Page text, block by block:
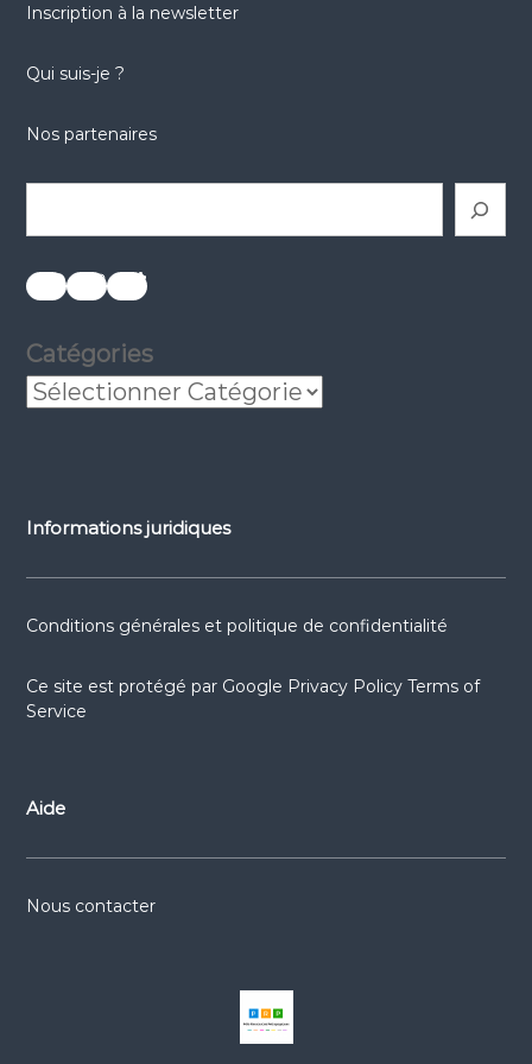
Inscription à la newsletter
Qui suis-je ?
Nos partenaires
réseaux sociauxréseaux sociauxréseaux sociaux
Catégories
Informations juridiques
Conditions générales et politique de confidentialité
Ce site est protégé par Google Privacy Policy Terms of
Service
Aide
Nous contacter